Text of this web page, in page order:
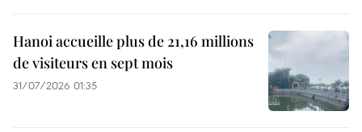
Hanoi accueille plus de 21,16 millions
de visiteurs en sept mois ​
31/07/2026 01:35